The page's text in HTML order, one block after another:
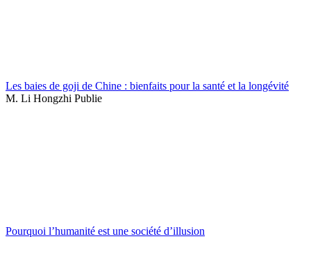
Les baies de goji de Chine : bienfaits pour la santé et la longévité
M. Li Hongzhi Publie
Pourquoi l’humanité est une société d’illusion